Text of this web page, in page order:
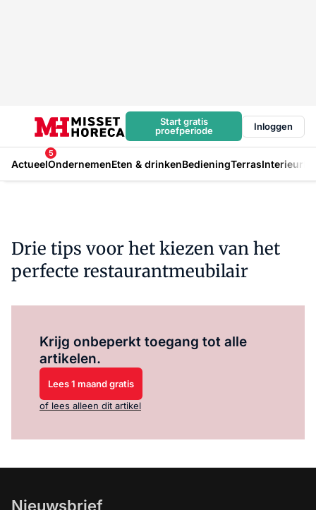
Start gratis
proefperiode
Inloggen
Actueel
5
OndernemenEten & drinkenBedieningTerrasInterieur
Drie tips voor het kiezen van het
perfecte restaurantmeubilair
Krijg onbeperkt toegang tot alle
artikelen.
Lees 1 maand gratis
of lees alleen dit artikel
Nieuwsbrief